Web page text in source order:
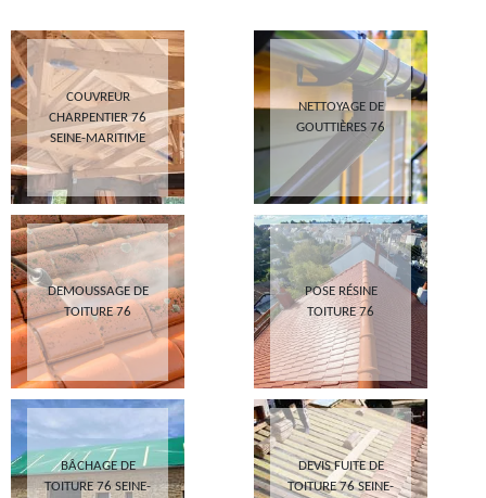
COUVREUR
CHARPENTIER 76
SEINE-MARITIME
NETTOYAGE DE
GOUTTIÈRES 76
DEMOUSSAGE DE
TOITURE 76
POSE RÉSINE
TOITURE 76
BÂCHAGE DE
TOITURE 76 SEINE-
DEVIS FUITE DE
TOITURE 76 SEINE-